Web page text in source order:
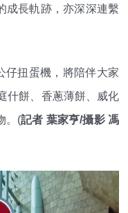
成長軌跡，亦深深連繫
仔扭蛋機，將陪伴大家
什餅、香蔥薄餅、威化
。(記者 葉家亨/攝影 馮